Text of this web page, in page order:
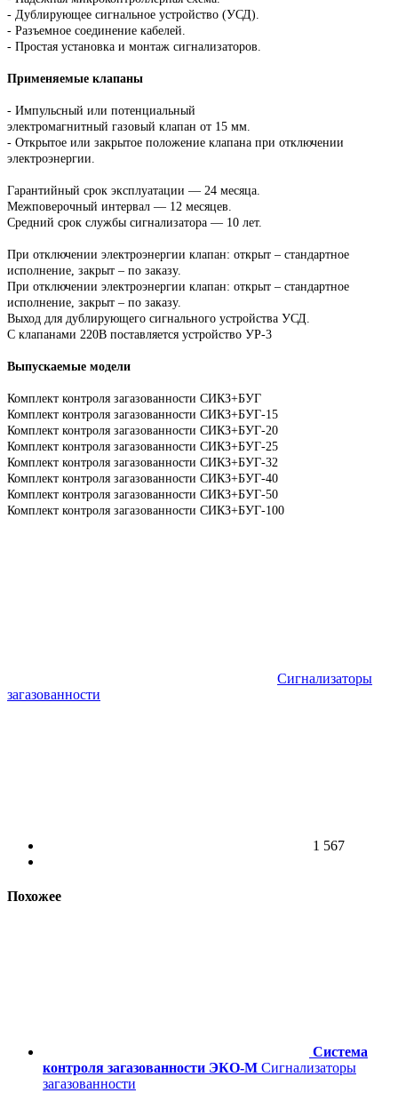
- Дублирующее сигнальное устройство (УСД).
- Разъемное соединение кабелей.
- Простая установка и монтаж сигнализаторов.
Применяемые клапаны
- Импульсный или потенциальный
электромагнитный газовый клапан от 15 мм.
- Открытое или закрытое положение клапана при отключении
электроэнергии.
Гарантийный срок эксплуатации — 24 месяца.
Межповерочный интервал — 12 месяцев.
Средний срок службы сигнализатора — 10 лет.
При отключении электроэнергии клапан: открыт – стандартное
исполнение, закрыт – по заказу.
При отключении электроэнергии клапан: открыт – стандартное
исполнение, закрыт – по заказу.
Выход для дублирующего сигнального устройства УСД.
С клапанами 220В поставляется устройство УР-3
Выпускаемые модели
Комплект контроля загазованности СИКЗ+БУГ
Комплект контроля загазованности СИКЗ+БУГ-15
Комплект контроля загазованности СИКЗ+БУГ-20
Комплект контроля загазованности СИКЗ+БУГ-25
Комплект контроля загазованности СИКЗ+БУГ-32
Комплект контроля загазованности СИКЗ+БУГ-40
Комплект контроля загазованности СИКЗ+БУГ-50
Комплект контроля загазованности СИКЗ+БУГ-100
Сигнализаторы
загазованности
1 567
Похожее
Система
контроля загазованности ЭКО-М Сигнализаторы
загазованности